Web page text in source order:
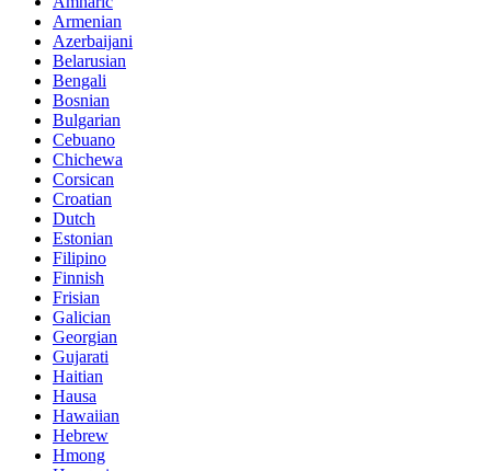
Armenian
Azerbaijani
Belarusian
Bengali
Bosnian
Bulgarian
Cebuano
Chichewa
Corsican
Croatian
Dutch
Estonian
Filipino
Finnish
Frisian
Galician
Georgian
Gujarati
Haitian
Hausa
Hawaiian
Hebrew
Hmong